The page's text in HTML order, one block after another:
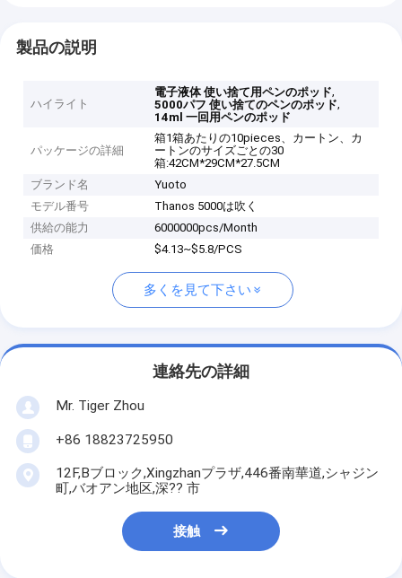
製品の説明
ハイライト
電子液体 使い捨て用ペンのポッド,
5000パフ 使い捨てのペンのポッド,
14ml 一回用ペンのポッド
パッケージの詳細
箱1箱あたりの10pieces、カートン、カ
ートンのサイズごとの30
箱:42CM*29CM*27.5CM
ブランド名
Yuoto
モデル番号
Thanos 5000は吹く
供給の能力
6000000pcs/Month
価格
$4.13~$5.8/PCS
多くを見て下さい
連絡先の詳細
Mr. Tiger Zhou
+86 18823725950
12F,Bブロック,Xingzhanプラザ,446番南華道,シャジン
町,バオアン地区,深?? 市
接触